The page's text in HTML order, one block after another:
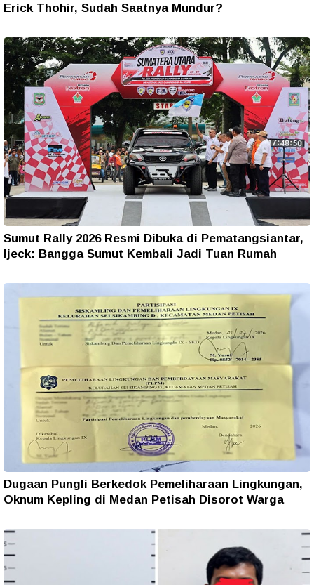
Erick Thohir, Sudah Saatnya Mundur?
Sumut Rally 2026 Resmi Dibuka di Pematangsiantar,
Ijeck: Bangga Sumut Kembali Jadi Tuan Rumah
Dugaan Pungli Berkedok Pemeliharaan Lingkungan,
Oknum Kepling di Medan Petisah Disorot Warga